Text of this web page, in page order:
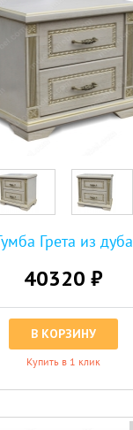
Грета из дуба
40320 ₽
В КОРЗИНУ
Купить в 1 клик